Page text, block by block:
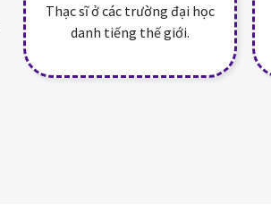
Thạc sĩ ở các trường đại học
danh tiếng thế giới.